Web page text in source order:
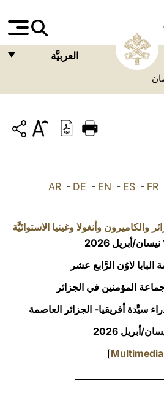
العربيَّة
ITALIANO
POLSKI
中文
LATINE
AR - DE - EN - ES - FR
والكاميرون وأنغولا وغينيا الاستوائيَّة
البابا لاوُن الرَّابع عشر
المؤمنين في الجزائر
سيِّدة أفريقيا- الجزائر العاصمة
Multimedia
]